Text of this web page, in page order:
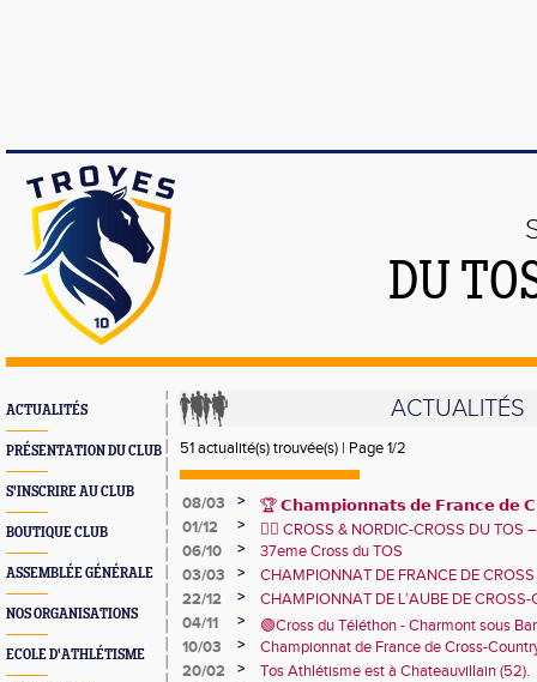
DU
ACTUALITÉS
PRÉSENTATION DU CLUB
S'INSCRIRE AU CLUB
BOUTIQUE CLUB
ASSEMBLÉE GÉNÉRALE
NOS ORGANISATIONS
ECOLE D'ATHLÉTISME
ACTUALITÉS
51 actualité(s) trouvée(s) | Page 1/2
08/03 >
🏆 𝗖𝗵𝗮𝗺𝗽𝗶𝗼𝗻𝗻𝗮𝘁𝘀 𝗱𝗲 𝗙𝗿𝗮𝗻𝗰𝗲 𝗱𝗲
🏅
01/12 >
🏃‍♂️ CROSS & NORDIC-CROSS DU
et de convivialité ! 🏃‍♀️
06/10 >
37eme Cross du TOS
03/03
>
CHAMPIONNAT DE FRANCE DE
22/12
>
CHAMPIONNAT DE L’AUBE DE
04/11
>
🟢Cross du Téléthon - Charmont sous
10/03
>
Championnat de France de Cross-
20/02
>
Tos Athlétisme est à Chateauvillain (52).